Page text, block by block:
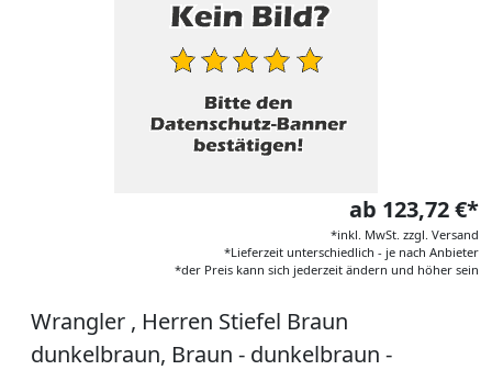
ab 123,72 €*
*inkl. MwSt. zzgl. Versand
*Lieferzeit unterschiedlich - je nach Anbieter
*der Preis kann sich jederzeit ändern und höher sein
Wrangler , Herren Stiefel Braun
dunkelbraun, Braun - dunkelbraun -